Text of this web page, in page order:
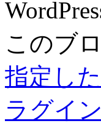
このブ
指定し
ラグイ